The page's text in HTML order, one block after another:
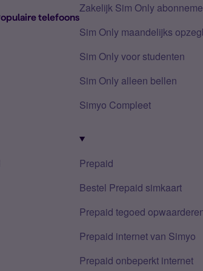
telefoons
Zakelijk Sim Only
Sim Only maandelijks
Sim Only voor studenten
Sim Only alleen bellen
Simyo Compleet
Prepaid
Bestel Prepaid simkaart
Prepaid tegoed
Prepaid internet van Simyo
Prepaid onbeperkt internet